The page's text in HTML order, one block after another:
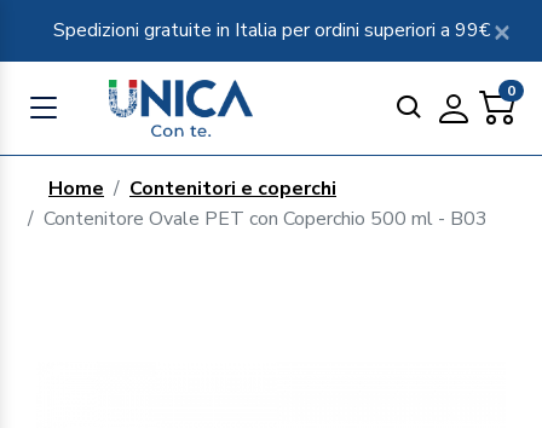
Spedizioni gratuite in Italia per ordini superiori a 99€
0
Home
Contenitori e coperchi
Contenitore Ovale PET con Coperchio 500 ml - B03